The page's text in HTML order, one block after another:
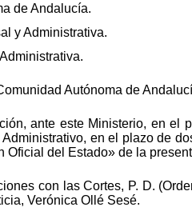
de Andalucía.
y Administrativa.
Autónoma de
ante este Ministerio, en el
en el plazo de
del Estado» de la
con las Cortes, P. D.
Verónica Ollé Sesé.